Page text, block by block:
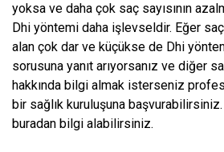
yoksa ve daha çok saç sayısının
Dhi yöntemi daha işlevseldir. Eğer
alan çok dar ve küçükse de Dhi
sorusuna yanıt arıyorsanız ve diğer
hakkında bilgi almak isterseniz
bir sağlık kuruluşuna başvurabilirsiniz.
buradan bilgi alabilirsiniz.